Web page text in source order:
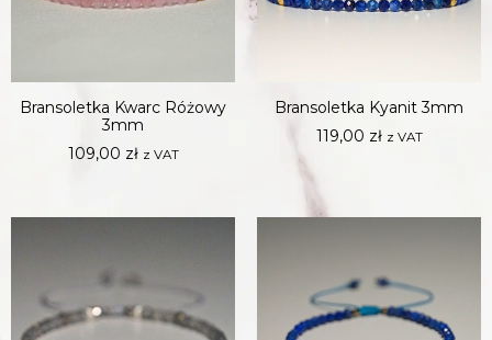
Bransoletka Kwarc Różowy
3mm
109,00 zł z VAT
Bransoletka Kyanit 3mm
119,00 zł z VAT